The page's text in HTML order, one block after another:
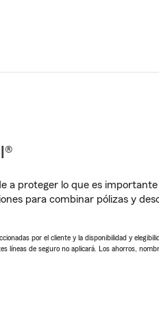
a proteger lo que es
para combinar pólizas y
por el cliente y la disponibilidad y
líneas de seguro no aplicará. Los ahorros,